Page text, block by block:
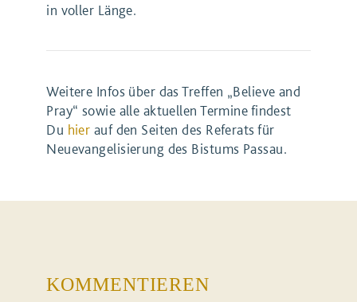
in voller Länge.
Weitere Infos über das Treffen „Believe and
Pray“ sowie alle aktuellen Termine findest
Du hier auf den Seiten des Referats für
Neuevangelisierung des Bistums Passau.
KOMMENTIEREN